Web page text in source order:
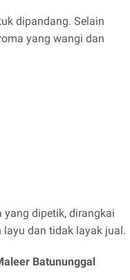
dipandang. Selain
yang wangi dan
yang dipetik, dirangkai
dan tidak layak jual.
Batununggal